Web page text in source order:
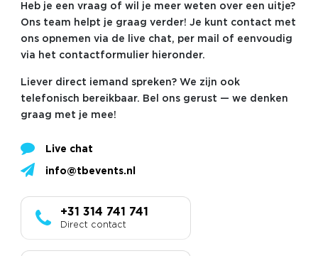
Heb je een vraag of wil je meer weten over een uitje?
Ons team helpt je graag verder! Je kunt contact met
ons opnemen via de live chat, per mail of eenvoudig
via het contactformulier hieronder.
Liever direct iemand spreken? We zijn ook
telefonisch bereikbaar. Bel ons gerust — we denken
graag met je mee!
Live chat
info@tbevents.nl
+31 314 741 741
Direct contact